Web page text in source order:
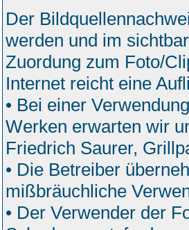
Der
werden und im
Zuordung zum Foto/
Internet reicht eine
• Bei einer
Werken erwarten wir
Friedrich Saurer,
• Die Betreiber
mißbräuchliche
• Der Verwender der